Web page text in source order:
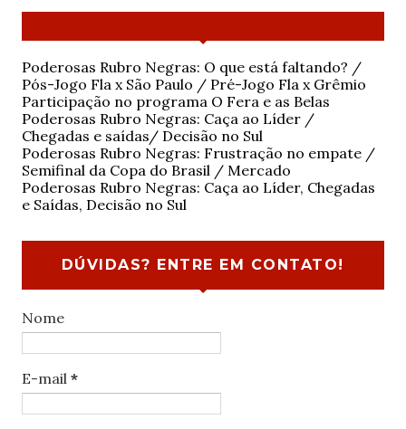
Poderosas Rubro Negras: O que está faltando? /
Pós-Jogo Fla x São Paulo / Pré-Jogo Fla x Grêmio
Participação no programa O Fera e as Belas
Poderosas Rubro Negras: Caça ao Líder /
Chegadas e saídas/ Decisão no Sul
Poderosas Rubro Negras: Frustração no empate /
Semifinal da Copa do Brasil / Mercado
Poderosas Rubro Negras: Caça ao Líder, Chegadas
e Saídas, Decisão no Sul
DÚVIDAS? ENTRE EM CONTATO!
Nome
E-mail *